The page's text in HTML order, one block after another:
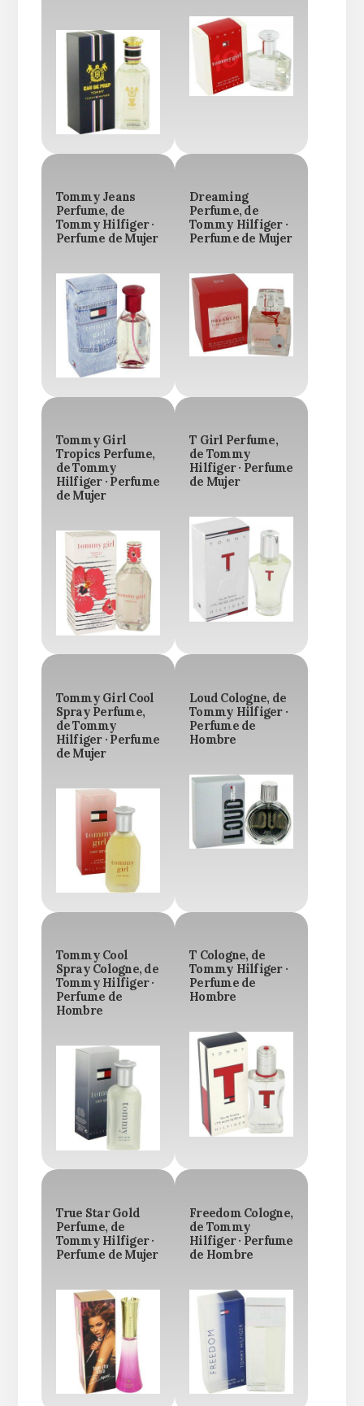
Tommy Jeans
Perfume, de
Tommy Hilfiger ·
Perfume de Mujer
Dreaming
Perfume, de
Tommy Hilfiger ·
Perfume de Mujer
Tommy Girl
Tropics Perfume,
de Tommy
Hilfiger · Perfume
de Mujer
T Girl Perfume,
de Tommy
Hilfiger · Perfume
de Mujer
Tommy Girl Cool
Spray Perfume,
de Tommy
Hilfiger · Perfume
de Mujer
Loud Cologne, de
Tommy Hilfiger ·
Perfume de
Hombre
Tommy Cool
Spray Cologne, de
Tommy Hilfiger ·
Perfume de
Hombre
T Cologne, de
Tommy Hilfiger ·
Perfume de
Hombre
True Star Gold
Perfume, de
Tommy Hilfiger ·
Perfume de Mujer
Freedom Cologne,
de Tommy
Hilfiger · Perfume
de Hombre